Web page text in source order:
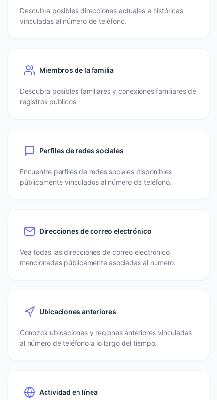
Descubra posibles direcciones actuales e históricas
vinculadas al número de teléfono.
Miembros de la familia
Descubra posibles familiares y conexiones familiares de
registros públicos.
Perfiles de redes sociales
Encuentre perfiles de redes sociales disponibles
públicamente vinculados al número de teléfono.
Direcciones de correo electrónico
Vea todas las direcciones de correo electrónico
mencionadas públicamente asociadas al número.
Ubicaciones anteriores
Conozca ubicaciones y regiones anteriores vinculadas
al número de teléfono a lo largo del tiempo.
Actividad en línea